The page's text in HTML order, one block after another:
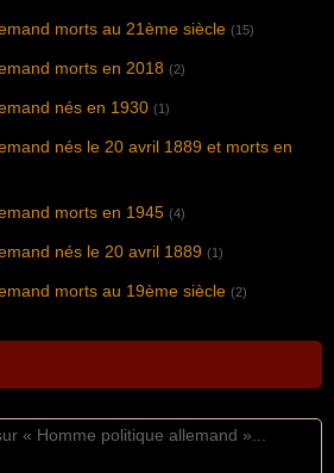
morts au 21ème siècle (15)
morts en 2018 (2)
nés en 1930 (1)
nés le 20 avril 1889 et morts en
morts en 1945 (4)
nés le 20 avril 1889 (1)
morts au 19ème siècle (2)